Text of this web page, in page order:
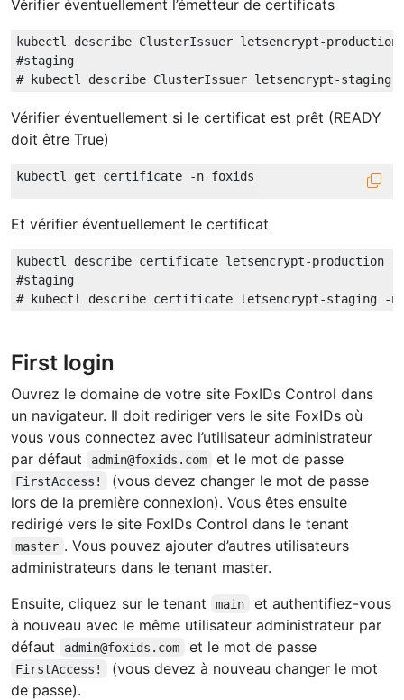
Vérifier éventuellement l’émetteur de certificats
kubectl describe ClusterIssuer letsencrypt-
#staging
Vérifier éventuellement si le certificat est prêt (READY
doit être True)
Et vérifier éventuellement le certificat
kubectl describe certificate letsencrypt-production -
#staging
First login
Ouvrez le domaine de votre site FoxIDs Control dans
un navigateur. Il doit rediriger vers le site FoxIDs où
vous vous connectez avec l’utilisateur administrateur
par défaut
admin@foxids.com et le mot de passe
FirstAccess!
(vous devez changer le mot de passe
lors de la première connexion). Vous êtes ensuite
redirigé vers le site FoxIDs Control dans le tenant
master . Vous pouvez ajouter d’autres utilisateurs
administrateurs dans le tenant master.
Ensuite, cliquez sur le tenant
main
et authentifiez-vous
à nouveau avec le même utilisateur administrateur par
défaut
admin@foxids.com et le mot de passe
FirstAccess!
(vous devez à nouveau changer le mot
de passe).